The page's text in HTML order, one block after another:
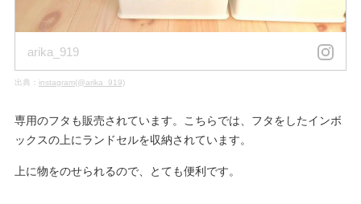
arika_919
出典： instagram(@arika_919)
専用のフタも販売されています。こちらでは、フタをしたインボ
ックスの上にランドセルを収納されています。
上に物をのせられるので、とても便利です。